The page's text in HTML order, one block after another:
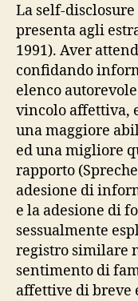
La self-
presenta agli
1991). Aver
confidando
elenco
vincolo affettiva,
una maggiore
ed una migliore
rapporto
adesione di
e la adesione di
sessualmente
registro similare
sentimento di
affettive di breve